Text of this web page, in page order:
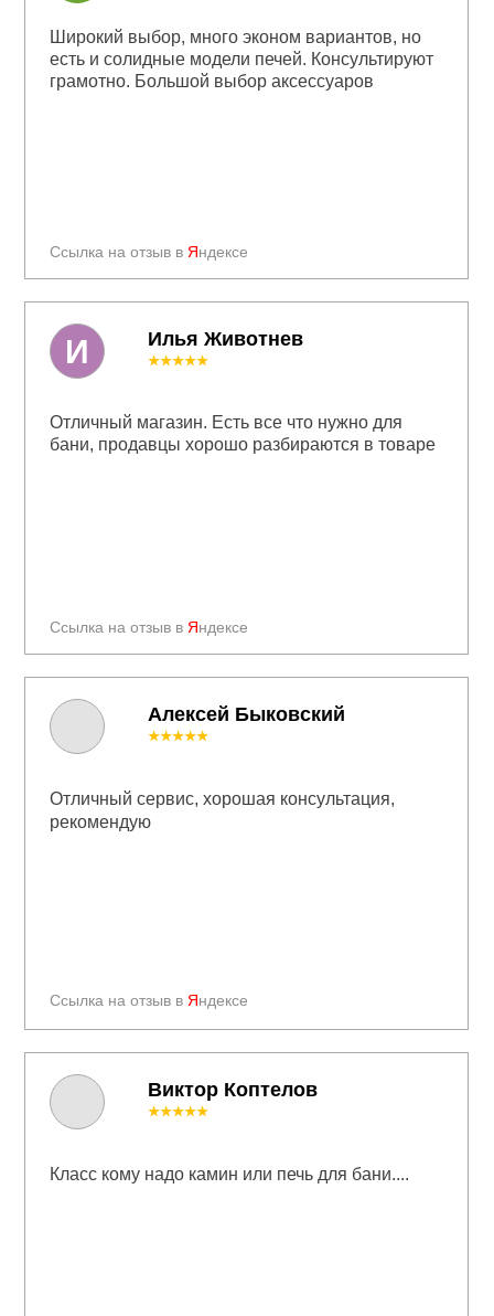
Ссылка на отзыв в Яндексе
Широкий выбор, много эконом вариантов, но
есть и солидные модели печей. Консультируют
грамотно. Большой выбор аксессуаров
Илья Животнев
Ссылка на отзыв в Яндексе
★★★★★
Отличный магазин. Есть все что нужно для
бани, продавцы хорошо разбираются в товаре
И
Алексей Быковский
Ссылка на отзыв в Яндексе
★★★★★
Отличный сервис, хорошая консультация,
рекомендую
★★★★★
Класс кому надо камин или печь для бани....
Виктор Коптелов